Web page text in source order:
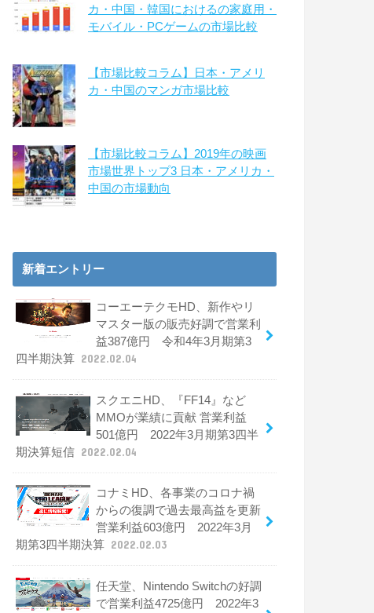
カ・中国・韓国におけるの家庭用・
モバイル・PCゲームの市場比較
【市場比較コラム】日本・アメリ
カ・中国のマンガ市場比較
【市場比較コラム】2019年の映画
市場世界トップ3 日本・アメリカ・
中国の市場動向
新着エントリー
コーエーテクモHD、新作やリ
マスター版の販売好調で営業利
益387億円 令和4年3月期第3
四半期決算 2022.02.04
スクエニHD、『FF14』など
MMOが業績に貢献 営業利益
501億円 2022年3月期第3四半
期決算短信 2022.02.04
コナミHD、各事業のコロナ禍
からの復調で過去最高益を更新
営業利益603億円 2022年3月
期第3四半期決算 2022.02.03
任天堂、Nintendo Switchの好調
で営業利益4725億円 2022年3